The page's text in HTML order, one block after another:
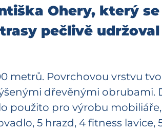
Ohery, který
pečlivě
metrů. Povrchovou vrstvu
dřevěnými obrubami.
použito pro výrobu
5 hrazd, 4 fitness lavice,